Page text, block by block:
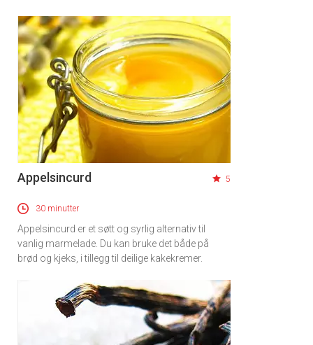
Appelsincurd 5
30 minutter
Appelsincurd er et søtt og syrlig alternativ til
vanlig marmelade. Du kan bruke det både på
brød og kjeks, i tillegg til deilige kakekremer.